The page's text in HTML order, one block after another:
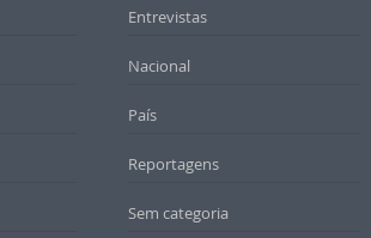
Entrevistas
Nacional
País
Reportagens
Sem categoria